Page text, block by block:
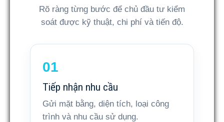
Rõ ràng từng bước để chủ đầu tư kiểm
soát được kỹ thuật, chi phí và tiến độ.
Tiếp nhận nhu cầu
Gửi mặt bằng, diện tích, loại công
trình và nhu cầu sử dụng.